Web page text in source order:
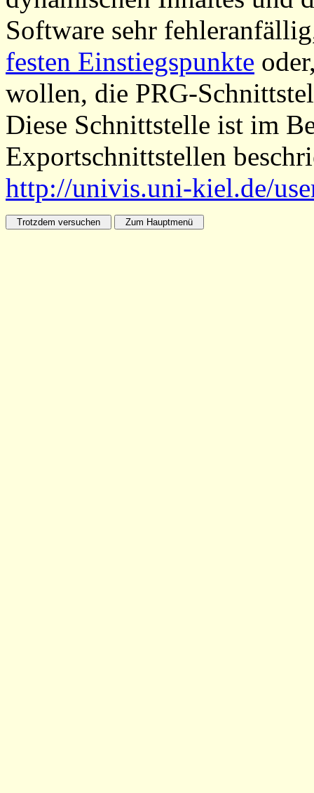
Software sehr
festen Einstiegspunkte
wollen, die PRG-
Diese Schnittstelle ist im
Exportschnittstellen
http://univis.uni-kiel.de/